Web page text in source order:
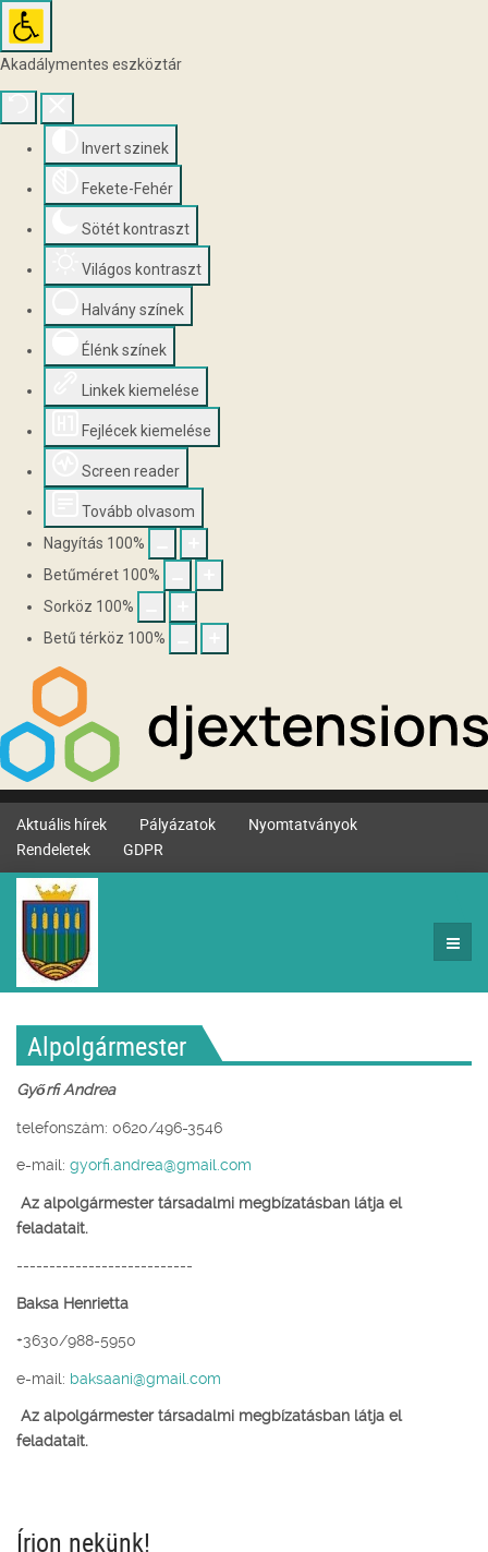
Akadálymentes eszköztár
Invert szinek
Fekete-Fehér
Sötét kontraszt
Világos kontraszt
Halvány színek
Élénk színek
Linkek kiemelése
Fejlécek kiemelése
Screen reader
Tovább olvasom
Nagyítás 100%
Betűméret 100%
Sorköz 100%
Betű térköz 100%
Aktuális hírek Pályázatok
Nyomtatványok
Rendeletek
GDPR
Alpolgármester
Győrfi Andrea
telefonszám: 0620/496-3546
e-mail: gyorfi.andrea@gmail.com
Az alpolgármester társadalmi megbízatásban látja el
feladatait.
---------------------------
Baksa Henrietta
+3630/988-5950
e-mail: baksaani@gmail.com
Az alpolgármester társadalmi megbízatásban látja el
feladatait.
Írjon nekünk!